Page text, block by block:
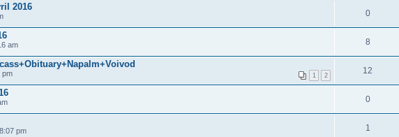
2016
0
am 8
1 2
pm 12
0
pm 1